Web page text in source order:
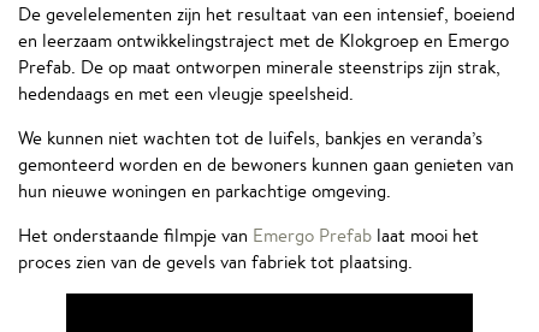
De gevelelementen zijn het resultaat van een intensief, boeiend
en leerzaam ontwikkelingstraject met de Klokgroep en Emergo
Prefab. De op maat ontworpen minerale steenstrips zijn strak,
hedendaags en met een vleugje speelsheid.
We kunnen niet wachten tot de luifels, bankjes en veranda’s
gemonteerd worden en de bewoners kunnen gaan genieten van
hun nieuwe woningen en parkachtige omgeving.
Het onderstaande filmpje van Emergo Prefab laat mooi het
proces zien van de gevels van fabriek tot plaatsing.